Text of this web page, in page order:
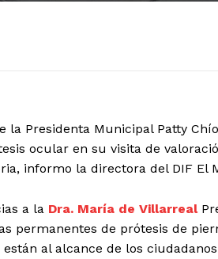
la Presidenta Municipal Patty
ocular en su visita de
informo la directora del DIF El
a la Dra. María de Villarreal
permanentes de prótesis de
al alcance de los